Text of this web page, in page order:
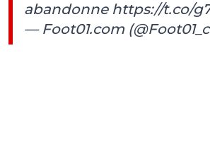
abandonne https://t.co/
— Foot01.com